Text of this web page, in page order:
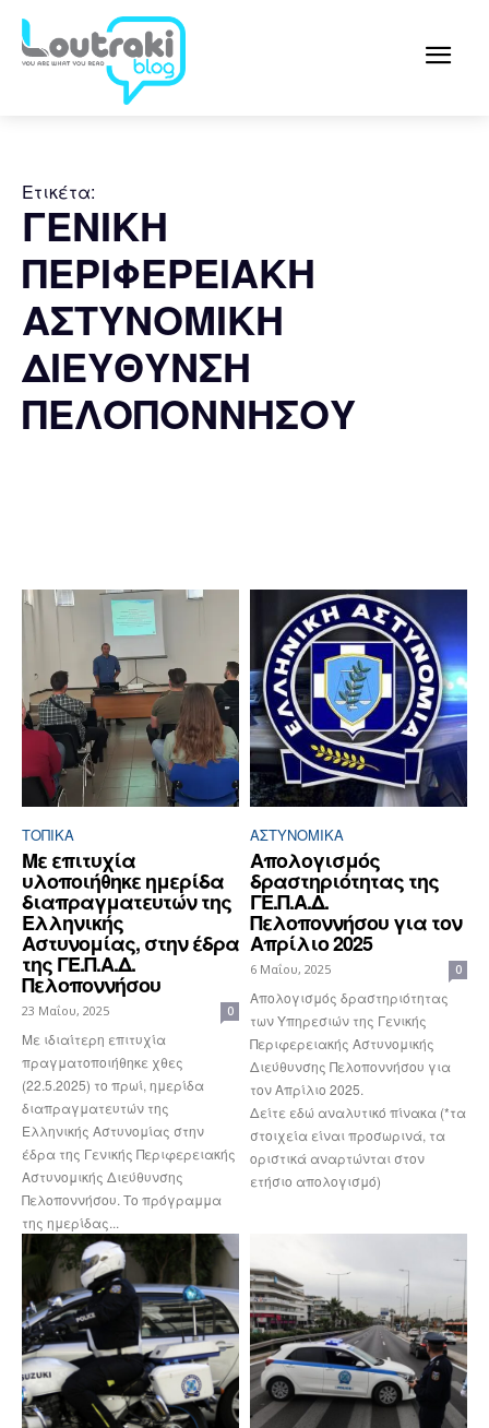
Ετικέτα:
ΓΕΝΙΚΗ
ΠΕΡΙΦΕΡΕΙΑΚΗ
ΑΣΤΥΝΟΜΙΚΗ
ΔΙΕΥΘΥΝΣΗ
ΠΕΛΟΠΟΝΝΗΣΟΥ
ΤΟΠΙΚΑ
Με επιτυχία
υλοποιήθηκε ημερίδα
διαπραγματευτών της
Ελληνικής
Αστυνομίας, στην έδρα
της ΓΕ.Π.Α.Δ.
Πελοποννήσου
23 Μαΐου, 2025 0
Με ιδιαίτερη επιτυχία
πραγματοποιήθηκε χθες
(22.5.2025) το πρωί, ημερίδα
διαπραγματευτών της
Ελληνικής Αστυνομίας στην
έδρα της Γενικής Περιφερειακής
Αστυνομικής Διεύθυνσης
Πελοποννήσου. Το πρόγραμμα
της ημερίδας...
ΑΣΤΥΝΟΜΙΚΆ
Απολογισμός
δραστηριότητας της
ΓΕ.Π.Α.Δ.
Πελοποννήσου για τον
Απρίλιο 2025
6 Μαΐου, 2025 0
Απολογισμός δραστηριότητας
των Υπηρεσιών της Γενικής
Περιφερειακής Αστυνομικής
Διεύθυνσης Πελοποννήσου για
τον Απρίλιο 2025.
Δείτε εδώ αναλυτικό πίνακα (*τα
στοιχεία είναι προσωρινά, τα
οριστικά αναρτώνται στον
ετήσιο απολογισμό)